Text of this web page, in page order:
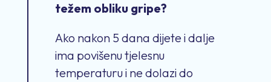
težem obliku gripe?
Ako nakon 5 dana dijete i dalje
ima povišenu tjelesnu
temperaturu i ne dolazi do